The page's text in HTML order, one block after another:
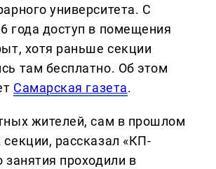
университета. С
года доступ в помещения
хотя раньше секции
там бесплатно. Об этом
Самарская газета.
жителей, сам в прошлом
секции, рассказал «КП-
занятия проходили в